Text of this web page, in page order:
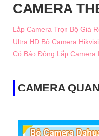
CAMERA
Lắp Camera Trọn Bộ Giá
Ultra HD Bộ Camera
Có Báo Đông Lắp Camera
CAMERA